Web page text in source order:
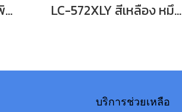
LC-572XLC สีฟ้า หมึกพิมพ์อิงค์เจ็ทบราเดอร์ รับประกันศูนย์บริการของแท้แน่นอน , INK CATRIDGE 1,500 Pgs for J3660,J3960 LC-572XLY สีเหลือง หมึกพิมพ์อิงค์เจ็ทบราเดอร์ รับประกันศูนย์บริการของแท้แน่นอน, INK CATRIDGE 1,500Pgs for J3660,J3960
บริการช่วยเหลือ